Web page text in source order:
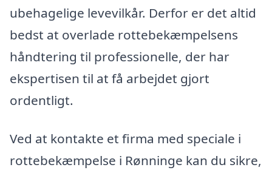
ubehagelige levevilkår. Derfor er det altid
bedst at overlade rottebekæmpelsens
håndtering til professionelle, der har
ekspertisen til at få arbejdet gjort
ordentligt.
Ved at kontakte et firma med speciale i
rottebekæmpelse i Rønninge kan du sikre,